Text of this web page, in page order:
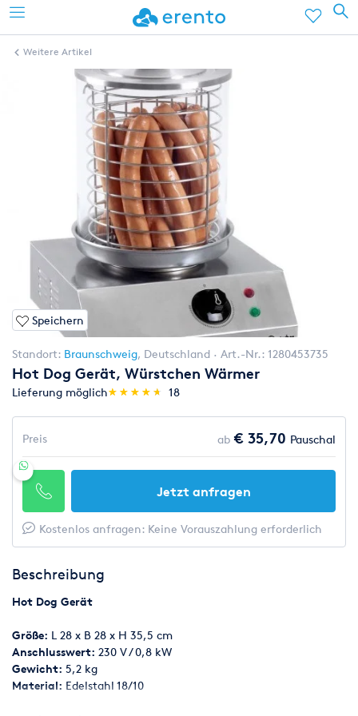
Weitere Artikel
Speichern
Standort: Braunschweig, Deutschland Art.-Nr.: 1280453735
Hot Dog Gerät, Würstchen Wärmer
Lieferung möglich(*)
★
★
(*)★
★
(*) ★
★
(*) ★
★
(*) ★
★ 18
Preis ab € 35,70 Pauschal
Jetzt anfragen
Kostenlos anfragen: Keine Vorauszahlung erforderlich
Beschreibung
Hot Dog Gerät
Größe: L 28 x B 28 x H 35,5 cm
Anschlusswert: 230 V / 0,8 kW
Gewicht: 5,2 kg
Material: Edelstahl 18/10